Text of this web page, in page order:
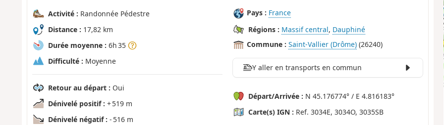
Activité : Randonnée Pédestre
Distance : 17,82 km
Durée moyenne : 6h 35
Difficulté : Moyenne
Retour au départ : Oui
Dénivelé positif : + 519 m
Dénivelé négatif : - 516 m
Pays : France
Régions : Massif central, Dauphiné
Commune : Saint-Vallier (Drôme) (26240)
Y aller en transports en commun
Départ/Arrivée : N 45.176774° / E 4.816183°
Carte(s) IGN : Ref. 3034E, 3034O, 3035SB